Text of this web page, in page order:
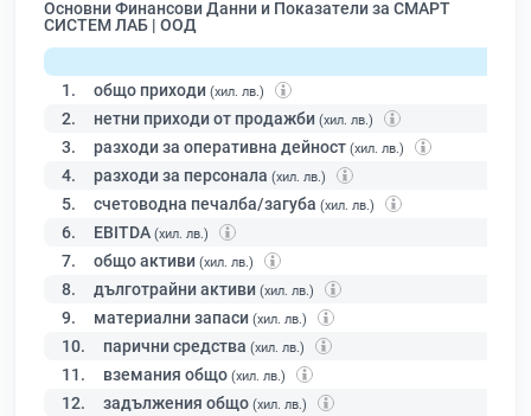
Основни Финансови Данни и Показатели за СМАРТ
СИСТЕМ ЛАБ | ООД
1. общо приходи (хил. лв.)
2. нетни приходи от продажби (хил. лв.)
3. разходи за оперативна дейност (хил. лв.)
4. разходи за персонала (хил. лв.)
5. счетоводна печалба/загуба (хил. лв.)
6. EBITDA (хил. лв.)
7. общо активи (хил. лв.)
8. дълготрайни активи (хил. лв.)
9. материални запаси (хил. лв.)
10. парични средства (хил. лв.)
11. вземания общо (хил. лв.)
12. задължения общо (хил. лв.)